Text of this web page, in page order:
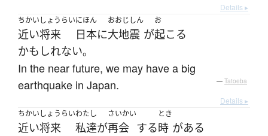
Details ▸
ちかいしょうらい
近い将来
にほん
日本に
おおじしん
大地震 が
お
起こる
かもしれない。
In the near future, we may have a big
earthquake in Japan.
— Tatoeba
Details ▸
ちかいしょうらい
近い将来
わたし
私達が
さいかい
再会 する
とき
時 がある